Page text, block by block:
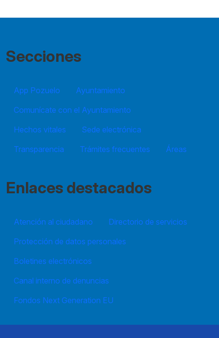
Secciones
App Pozuelo
Ayuntamiento
Comunícate con el Ayuntamiento
Hechos vitales
Sede electrónica
Transparencia
Trámites frecuentes Áreas
Enlaces destacados
Atención al ciudadano
Directorio de servicios
Protección de datos personales
Boletines electrónicos
Canal interno de denuncias
Fondos Next Generation EU